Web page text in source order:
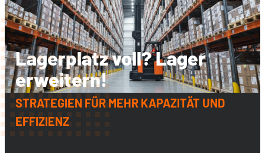
Lagerplatz voll? Lager
erweitern!
STRATEGIEN FÜR MEHR KAPAZITÄT UND
EFFIZIENZ